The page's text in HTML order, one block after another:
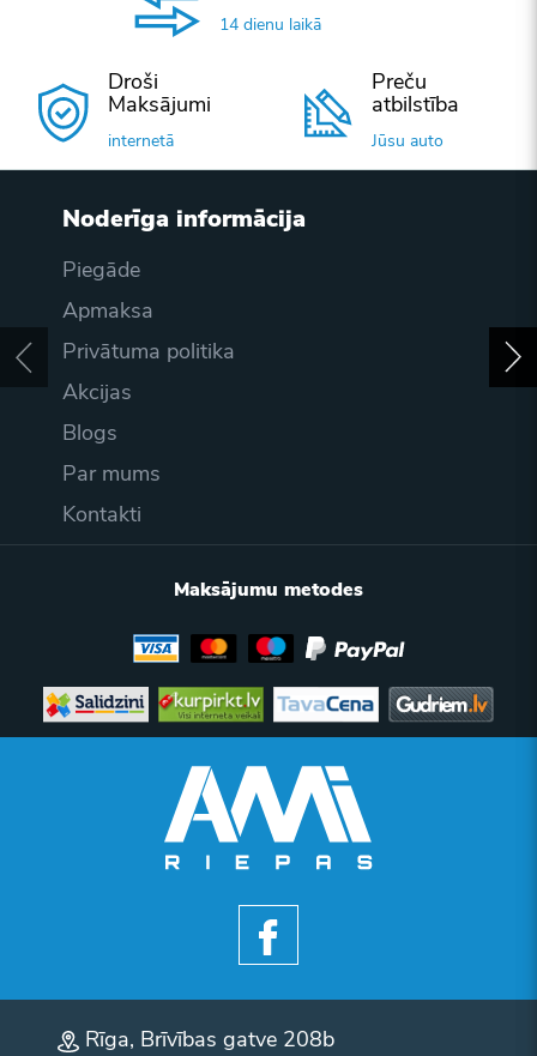
14 dienu laikā
Droši
Maksājumi
internetā
Preču
atbilstība
Jūsu auto
Noderīga informācija
Piegāde
Apmaksa
Privātuma politika
Akcijas
Blogs
Par mums
Kontakti
Maksājumu metodes
Rīga, Brīvības gatve 208b